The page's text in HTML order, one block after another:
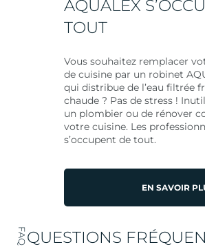
AQUALEX
TOUT
Vous souhaitez remplacer
de cuisine par un robinet
qui distribue de l’eau filtrée
chaude ? Pas de stress !
un plombier ou de rénover
votre cuisine. Les
s’occupent de tout.
EN SAVOIR
FAQQUESTIONS